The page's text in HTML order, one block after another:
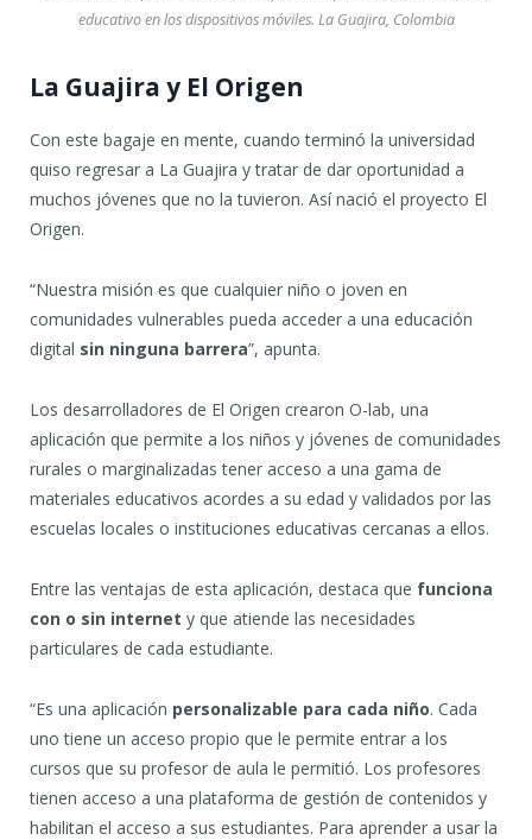
educativo en los dispositivos móviles. La Guajira, Colombia
La Guajira y El Origen
Con este bagaje en mente, cuando terminó la universidad
quiso regresar a La Guajira y tratar de dar oportunidad a
muchos jóvenes que no la tuvieron. Así nació el proyecto El
Origen.
“Nuestra misión es que cualquier niño o joven en
comunidades vulnerables pueda acceder a una educación
digital sin ninguna barrera”, apunta.
Los desarrolladores de El Origen crearon O-lab, una
aplicación que permite a los niños y jóvenes de comunidades
rurales o marginalizadas tener acceso a una gama de
materiales educativos acordes a su edad y validados por las
escuelas locales o instituciones educativas cercanas a ellos.
Entre las ventajas de esta aplicación, destaca que funciona
con o sin internet y que atiende las necesidades
particulares de cada estudiante.
“Es una aplicación personalizable para cada niño. Cada
uno tiene un acceso propio que le permite entrar a los
cursos que su profesor de aula le permitió. Los profesores
tienen acceso a una plataforma de gestión de contenidos y
habilitan el acceso a sus estudiantes. Para aprender a usar la